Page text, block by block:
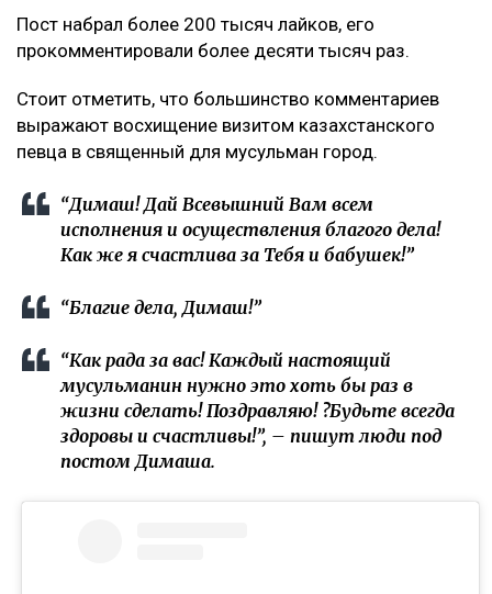
Пост набрал более 200 тысяч лайков, его
прокомментировали более десяти тысяч раз.
Стоит отметить, что большинство комментариев
выражают восхищение визитом казахстанского
певца в священный для мусульман город.
“Димаш! Дай Всевышний Вам всем
исполнения и осуществления благого дела!
Как же я счастлива за Тебя и бабушек!”
“Благие дела, Димаш!”
“Как рада за вас! Каждый настоящий
мусульманин нужно это хоть бы раз в
жизни сделать! Поздравляю! ?Будьте всегда
здоровы и счастливы!”, – пишут люди под
постом Димаша.